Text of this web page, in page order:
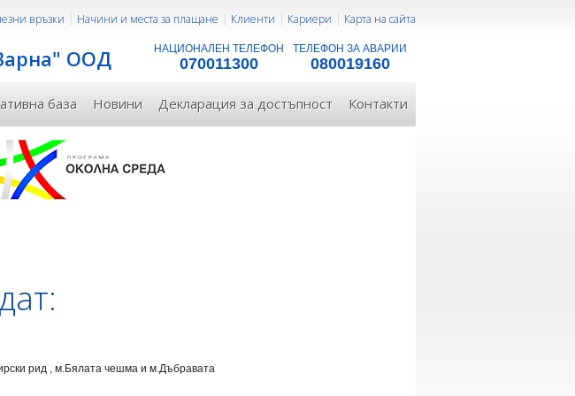
ООД НАЦИОНАЛЕН ТЕЛЕФОН
070011300
ТЕЛЕФОН ЗА АВАРИИ
080019160
връзки Начини и места за плащане Клиенти Кариери Карта на сайта
база Новини Декларация за достъпност Контакти
рид , м.Бялата чешма и м.Дъбравата